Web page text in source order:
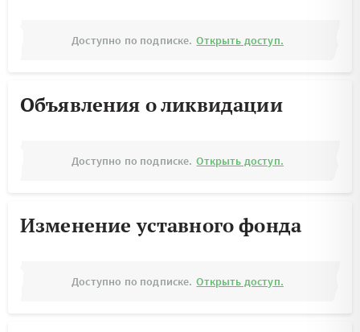
Доступно по подписке. Открыть доступ.
Объявления о ликвидации
Доступно по подписке. Открыть доступ.
Изменение уставного фонда
Доступно по подписке. Открыть доступ.